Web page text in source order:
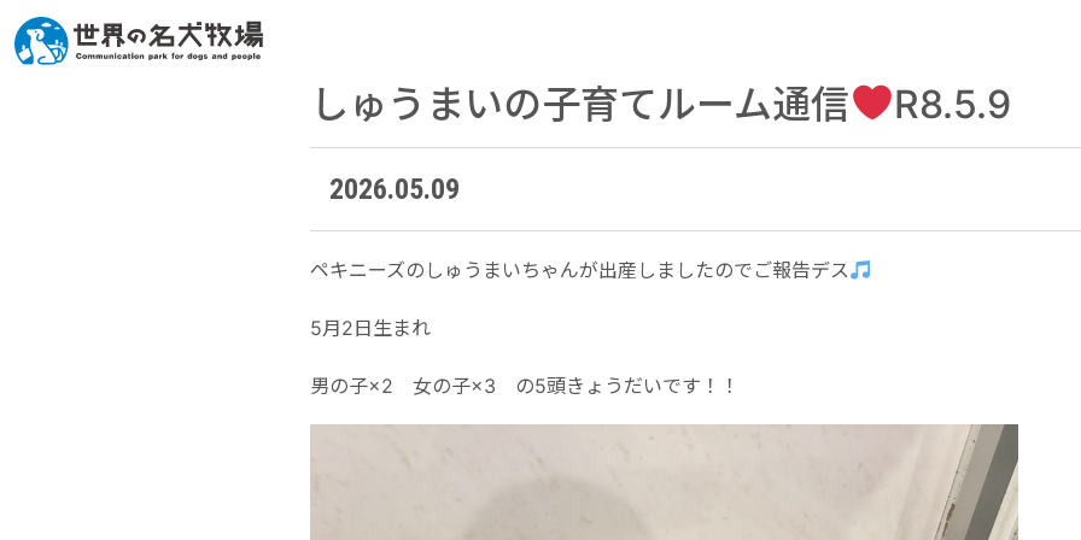
しゅうまいの子育てルーム通信 R8.5.9
2026.05.09
ペキニーズのしゅうまいちゃんが出産しましたのでご報告デス
5月2日生まれ
男の子×2 女の子×3 の5頭きょうだいです！！